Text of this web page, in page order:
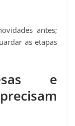
antes;
as etapas
e